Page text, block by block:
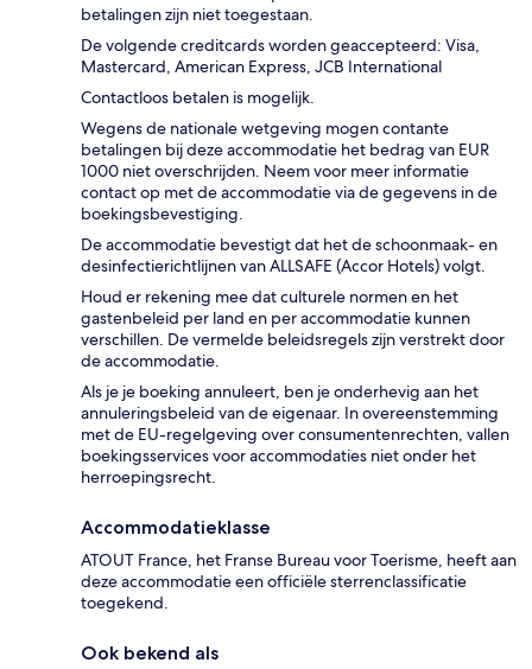
betalingen zijn niet toegestaan.
De volgende creditcards worden geaccepteerd: Visa,
Mastercard, American Express, JCB International
Contactloos betalen is mogelijk.
Wegens de nationale wetgeving mogen contante
betalingen bij deze accommodatie het bedrag van EUR
1000 niet overschrijden. Neem voor meer informatie
contact op met de accommodatie via de gegevens in de
boekingsbevestiging.
De accommodatie bevestigt dat het de schoonmaak- en
desinfectierichtlijnen van ALLSAFE (Accor Hotels) volgt.
Houd er rekening mee dat culturele normen en het
gastenbeleid per land en per accommodatie kunnen
verschillen. De vermelde beleidsregels zijn verstrekt door
de accommodatie.
Als je je boeking annuleert, ben je onderhevig aan het
annuleringsbeleid van de eigenaar. In overeenstemming
met de EU-regelgeving over consumentenrechten, vallen
boekingsservices voor accommodaties niet onder het
herroepingsrecht.
Accommodatieklasse
ATOUT France, het Franse Bureau voor Toerisme, heeft aan
deze accommodatie een officiële sterrenclassificatie
toegekend.
Ook bekend als